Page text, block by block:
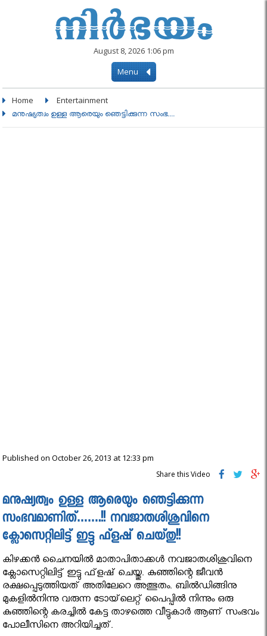
August 8, 2026 1:06 pm
Menu
Home Entertainment
മനുഷ്യത്വം ഉള്ള ആരെയും ഞെട്ടിക്കുന്ന സംഭ....
Published on October 26, 2013 at 12:33 pm
Share this Video
മനുഷ്യത്വം ഉള്ള ആരെയും ഞെട്ടിക്കുന്ന
സംഭവമാണിത്…….!! നവജാതശിശുവിനെ
ക്ലോസെറ്റിലിട്ട് ഇട്ടു ഫ്‌ളഷ് ചെയ്തു!!
കിഴക്കന്‍ ചൈനയില്‍ മാതാപിതാക്കള്‍ നവജാതശിശുവിനെ
ക്ലോസെറ്റിലിട്ട് ഇട്ടു ഫ്‌ളഷ് ചെയ്തു. കുഞ്ഞിന്റെ ജീവന്‍
രക്ഷപ്പെടുത്തിയത് അതിലേറെ അത്ഭുതം. ബില്‍ഡിങ്ങിനു
മുകളില്‍നിന്നു വരുന്ന ടോയ്‌ലെറ്റ് പൈപ്പില്‍ നിന്നും ഒരു
കുഞ്ഞിന്റെ കരച്ചില്‍ കേട്ട താഴത്തെ വീട്ടുകാര്‍ ആണ് സംഭവം
പോലീസിനെ അറിയിച്ചത്.